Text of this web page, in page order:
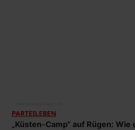
PARTEILEBEN
„Küsten-Camp“ auf Rügen: Wie